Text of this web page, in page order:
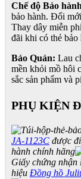
Chế độ Bảo
bảo hành. Đổi
Thay dây miễn
đãi khi có thẻ bảo
Bảo Quản: Lau
mền khỏi mồ hôi
sắc sản phẩm và
PHỤ KIỆN
JA-1123C được
hành chính hãng
Giấy chứng
hiệu Đồng hồ